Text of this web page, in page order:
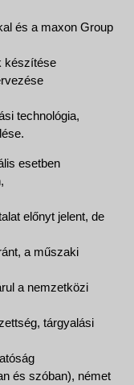
és a maxon Group
készítése
technológia,
esetben
előnyt jelent, de
a műszaki
a nemzetközi
tárgyalási
és szóban), német